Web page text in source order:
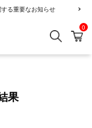
る重要なお知らせ
検索 カ
0
果